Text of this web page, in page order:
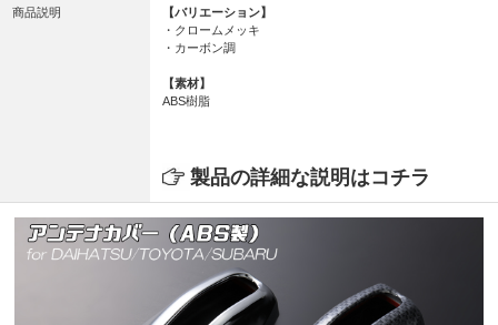
商品説明
【バリエーション】
・クロームメッキ
・カーボン調
【素材】
ABS樹脂
製品の詳細な説明はコチラ